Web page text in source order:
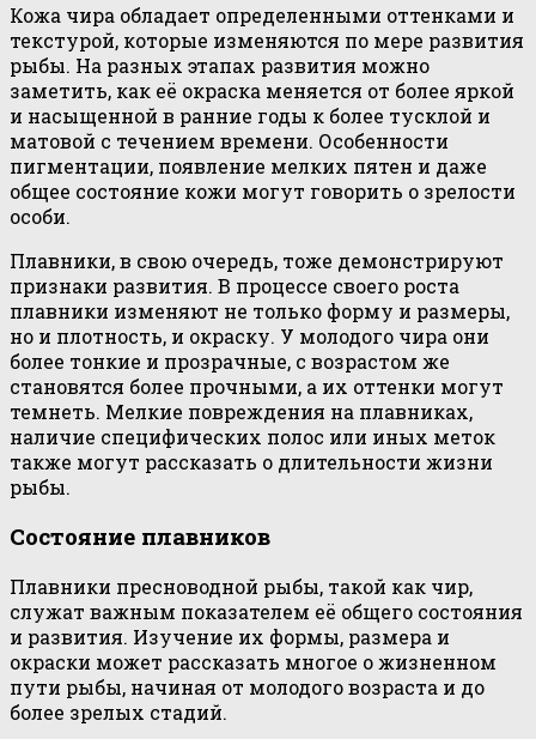
Кожа чира обладает определенными оттенками и
текстурой, которые изменяются по мере развития
рыбы. На разных этапах развития можно
заметить, как её окраска меняется от более яркой
и насыщенной в ранние годы к более тусклой и
матовой с течением времени. Особенности
пигментации, появление мелких пятен и даже
общее состояние кожи могут говорить о зрелости
особи.
Плавники, в свою очередь, тоже демонстрируют
признаки развития. В процессе своего роста
плавники изменяют не только форму и размеры,
но и плотность, и окраску. У молодого чира они
более тонкие и прозрачные, с возрастом же
становятся более прочными, а их оттенки могут
темнеть. Мелкие повреждения на плавниках,
наличие специфических полос или иных меток
также могут рассказать о длительности жизни
рыбы.
Состояние плавников
Плавники пресноводной рыбы, такой как чир,
служат важным показателем её общего состояния
и развития. Изучение их формы, размера и
окраски может рассказать многое о жизненном
пути рыбы, начиная от молодого возраста и до
более зрелых стадий.